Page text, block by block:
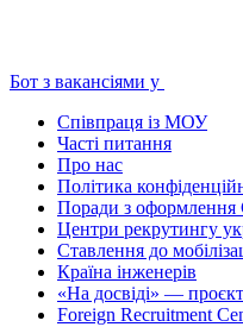
Бот з вакансіями у
Співпраця із МОУ
Часті питання
Про нас
Політика
Поради з оформлення
Центри рекрутингу
Ставлення до
Країна інженерів
«На досвіді» —
Foreign Recruitment